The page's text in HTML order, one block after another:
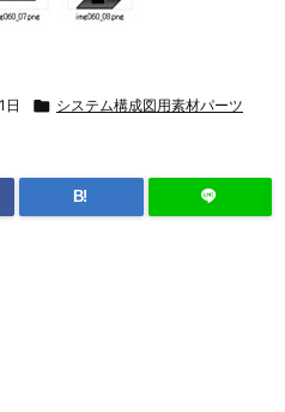
日  システム構成図用素材パーツ
B!